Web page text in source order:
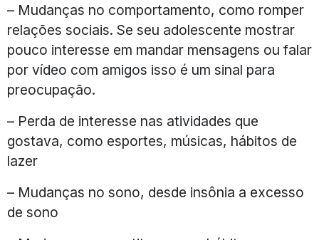
– Mudanças no comportamento, como romper
relações sociais. Se seu adolescente mostrar
pouco interesse em mandar mensagens ou falar
por vídeo com amigos isso é um sinal para
preocupação.
– Perda de interesse nas atividades que
gostava, como esportes, músicas, hábitos de
lazer
– Mudanças no sono, desde insônia a excesso
de sono